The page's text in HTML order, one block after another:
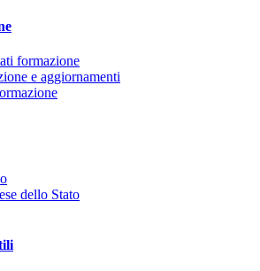
formazione
e aggiornamenti
dello Stato